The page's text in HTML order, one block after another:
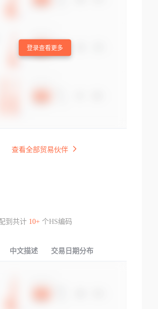
登录查看更多
查看全部贸易伙伴
到共计 10+个HS编码
中文描述 交易日期分布